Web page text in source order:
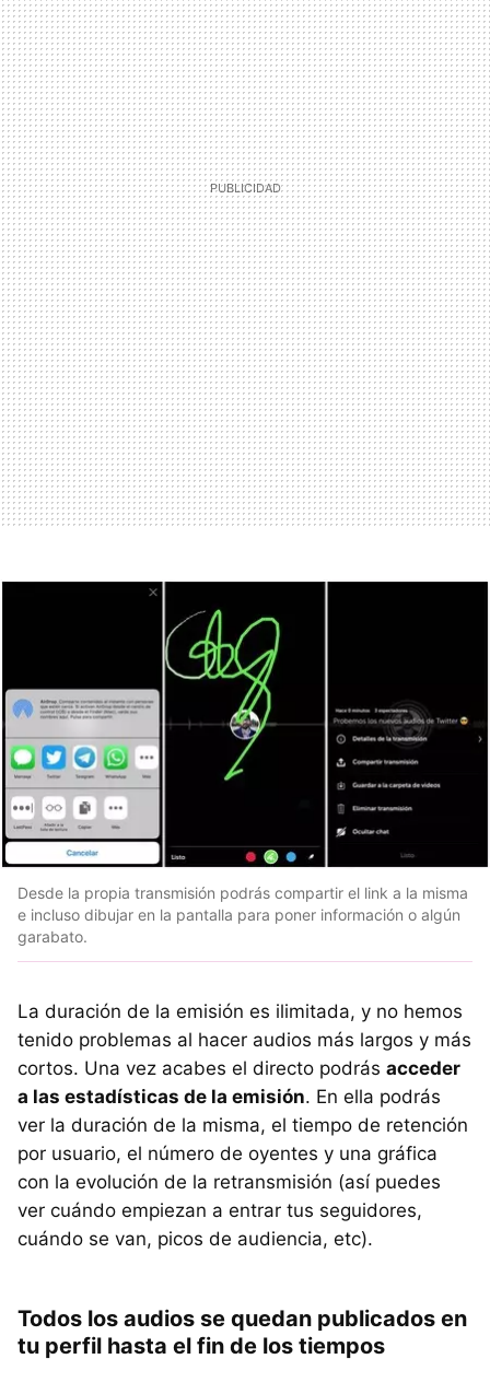
Desde la propia transmisión podrás compartir el link a la misma
e incluso dibujar en la pantalla para poner información o algún
garabato.
La duración de la emisión es ilimitada, y no hemos
tenido problemas al hacer audios más largos y más
cortos. Una vez acabes el directo podrás acceder
a las estadísticas de la emisión. En ella podrás
ver la duración de la misma, el tiempo de retención
por usuario, el número de oyentes y una gráfica
con la evolución de la retransmisión (así puedes
ver cuándo empiezan a entrar tus seguidores,
cuándo se van, picos de audiencia, etc).
Todos los audios se quedan publicados en
tu perfil hasta el fin de los tiempos